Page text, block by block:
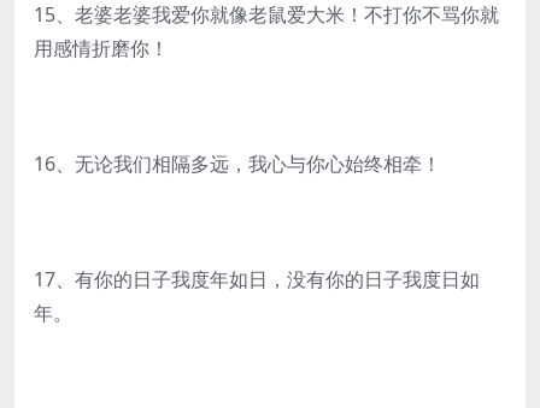
15、老婆老婆我爱你就像老鼠爱大米！不打你不骂你就
用感情折磨你！
16、无论我们相隔多远，我心与你心始终相牵！
17、有你的日子我度年如日，没有你的日子我度日如
年。